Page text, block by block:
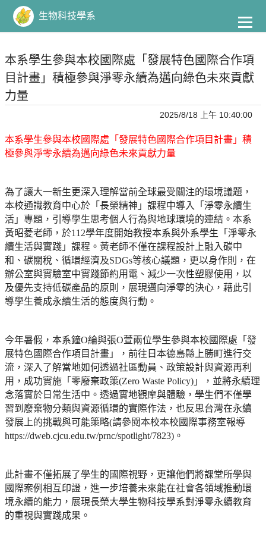
主
要
容
生物科技學系
本系學生參與本校國際處「發展特色國際合作項
目計畫」積極參與淨零永續為邁向綠色未來貢獻
力量
2025/8/18 上午 10:40:00
本系學生參與本校國際處「發展特色國際合作項目計畫」積
極參與淨零永續為邁向綠色未來貢獻力量
為了讓大一新生更深入理解當前全球最受關注的環境議題，
本校通識教育中心於「長榮精神」課程中導入「淨零永續生
活」專題，引導學生思考個人行為與地球環境的連結。本系
黃昭菱老師，於112學年度開始教授本系與外系學生「淨零永
續生活與實踐」課程。黃老師不僅在課程設計上融入碳中
和、碳關稅、循環經濟及SDGs等核心議題，更以身作則，在
辦公室與實驗室中實踐節約用電、減少一次性塑膠使用，以
及優先支持低碳產品的原則，展現邁向淨零的決心，藉此引
導學生養成永續生活的態度與行動。
今年暑假，本系鐘O綸與張O萱兩位學生參與本校國際處「發
展特色國際合作項目計畫」，前往日本德島縣上勝町進行交
流，深入了解當地如何透過社區動員、政策設計與資源再利
用，成功實施「零廢棄政策(Zero Waste Policy) 」，並將永續理
念落實於日常生活中。透過實地觀摩與體驗，學生們不僅學
習到廢棄物分類與資源循環的實際作法，也反思台灣在永續
發展上的挑戰與可能策略(請參閱本校本校國際事務室報導
https://dweb.cjcu.edu.tw/prnc/spotlight/7823) 。
此計畫不僅拓展了學生的國際視野，更讓他們將課堂所學與
國際案例相互印證，進一步培養未來能在社會各領域推動環
境永續的能力，展現長榮大學生物科技學系對淨零永續教育
的重視與實踐成果。